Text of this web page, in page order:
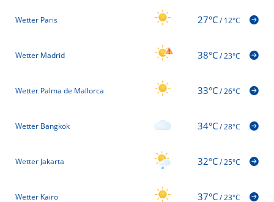
Wetter Paris 27°C/12°C
Wetter Madrid 38°C/23°C
Wetter Palma de Mallorca 33°C/26°C
Wetter Bangkok 34°C/28°C
Wetter Jakarta 32°C/25°C
Wetter Kairo 37°C/23°C